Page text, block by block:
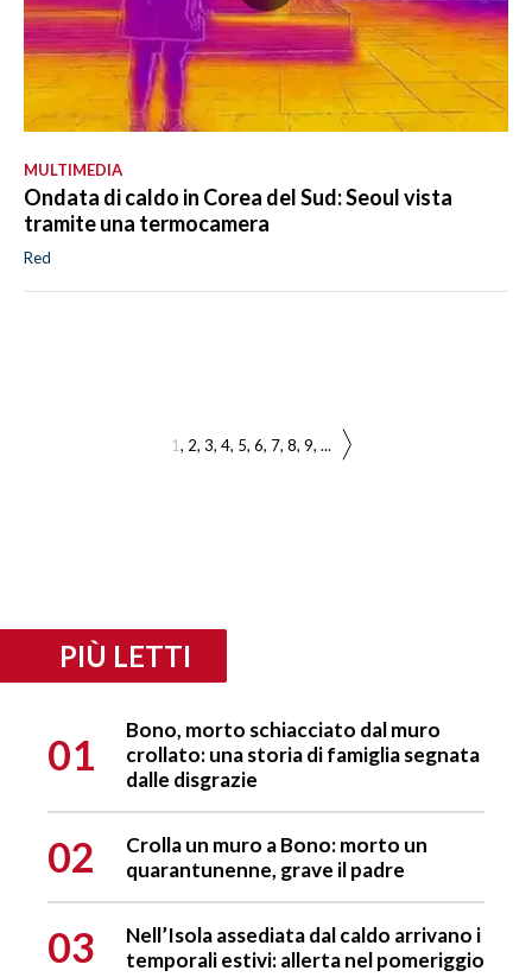
MULTIMEDIA
Ondata di caldo in Corea del Sud: Seoul vista
tramite una termocamera
Red
1 2 3 4 5 6 7 8 9 ...
PIÙ LETTI
01
Bono, morto schiacciato dal muro
crollato: una storia di famiglia segnata
dalle disgrazie
02
Crolla un muro a Bono: morto un
quarantunenne, grave il padre
03
Nell’Isola assediata dal caldo arrivano i
temporali estivi: allerta nel pomeriggio